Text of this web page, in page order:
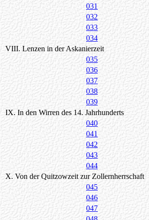
031
032
033
034
VIII. Lenzen in der Askanierzeit
035
036
037
038
039
IX. In den Wirren des 14. Jahrhunderts
040
041
042
043
044
X. Von der Quitzowzeit zur Zollernherrschaft
045
046
047